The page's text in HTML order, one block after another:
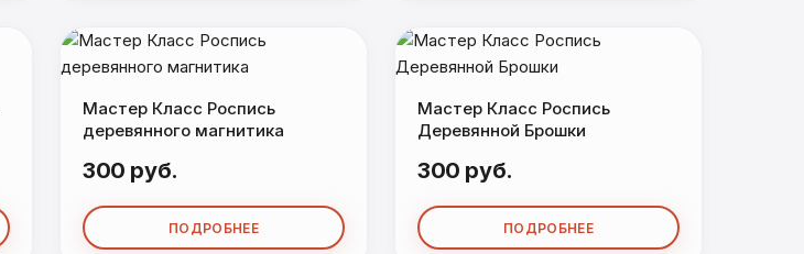
Мастер Класс Роспись
деревянного магнитика
300 руб.
ПОДРОБНЕЕ
Мастер Класс Роспись
Деревянной Брошки
300 руб.
ПОДРОБНЕЕ